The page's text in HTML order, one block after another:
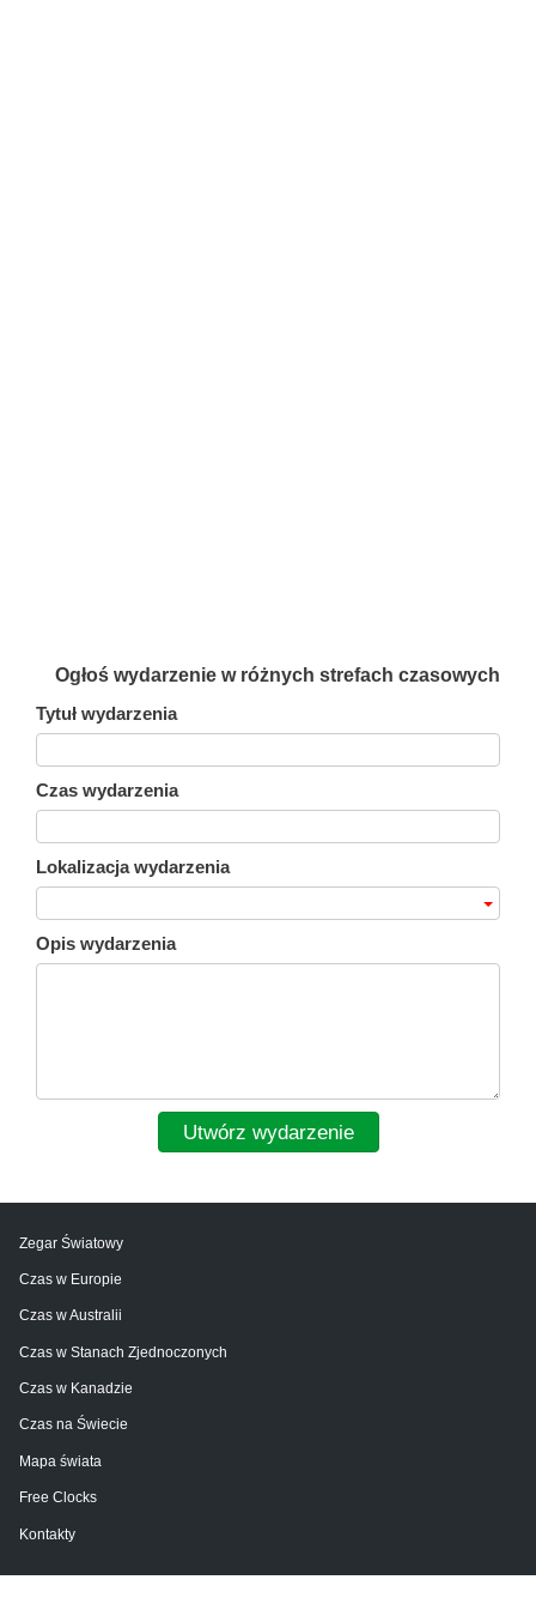
Ogłoś wydarzenie w różnych strefach czasowych
Tytuł wydarzenia
Czas wydarzenia
Lokalizacja wydarzenia
Opis wydarzenia
Utwórz wydarzenie
Zegar Światowy
Czas w Europie
Czas w Australii
Czas w Stanach Zjednoczonych
Czas w Kanadzie
Czas na Świecie
Mapa świata
Free Clocks
Kontakty